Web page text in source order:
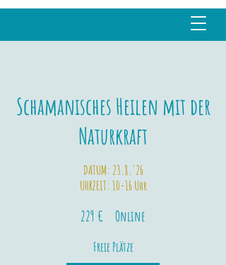
Schamanisches Heilen mit der
Naturkraft
DATUM: 23.8.'26
UHRZEIT: 10-16 Uhr
Euro
229 € Online
Freie Plätze